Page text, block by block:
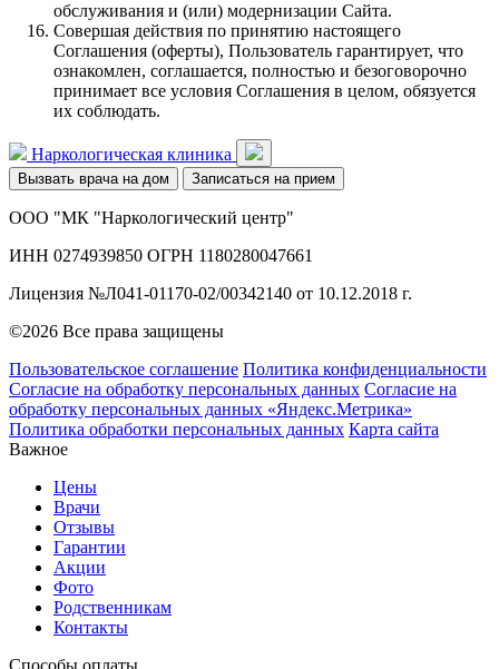
обслуживания и (или) модернизации Сайта.
Совершая действия по принятию настоящего
Соглашения (оферты), Пользователь гарантирует, что
ознакомлен, соглашается, полностью и безоговорочно
принимает все условия Соглашения в целом, обязуется
их соблюдать.
Наркологическая клиника
Вызвать врача на дом Записаться на прием
ООО "МК "Наркологический центр"
ИНН 0274939850 ОГРН 1180280047661
Лицензия №Л041-01170-02/00342140 от 10.12.2018 г.
©2026 Все права защищены
Пользовательское соглашение Политика конфиденциальности
Согласие на обработку персональных данных Согласие на
обработку персональных данных «Яндекс.Метрика»
Политика обработки персональных данных Карта сайта
Важное
Цены
Врачи
Отзывы
Гарантии
Акции
Фото
Родственникам
Контакты
Способы оплаты